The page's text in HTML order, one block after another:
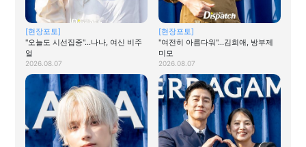
[현장포토]
"오늘도 시선집중"…나나, 여신 비주
얼
2026.08.07
[현장포토]
"여전히 아름다워"…김희애, 방부제
미모
2026.08.07